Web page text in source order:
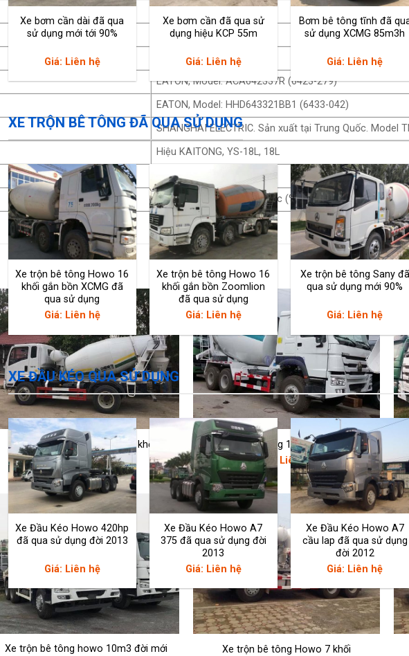
Xe bơm cần dài đã qua
sử dụng mới tới 90%
Giá: Liên hệ
Xe bơm cần đã qua sử
dụng hiệu KCP 55m
Giá: Liên hệ
Bơm bê tông tĩnh đã
sử dụng XCMG 85m3h
Giá: Liên hệ
XE TRỘN BÊ TÔNG ĐÃ QUA SỬ DỤNG
Xe trộn bê tông Howo 16
khối gắn bồn XCMG đã
qua sử dụng
Giá: Liên hệ
Xe trộn bê tông Howo 16
khối gắn bồn Zoomlion
đã qua sử dụng
Giá: Liên hệ
Xe trộn bê tông Sany đã
qua sử dụng mới 90%
Giá: Liên hệ
XE ĐẦU KÉO QUA SỬ DỤNG
Xe Đầu Kéo Howo 420hp
đã qua sử dụng đời 2013
Giá: Liên hệ
Xe Đầu Kéo Howo A7
375 đã qua sử dụng đời
2013
Giá: Liên hệ
Xe Đầu Kéo Howo A7
cầu lap đã qua sử dụng
đời 2012
Giá: Liên hệ
≤ 0.6
EATON, Model: ACA642337R (6423-279)
EATON, Model: HHD643321BB1 (6433-042)
SHANGHAI ELECTRIC. Sản xuất tại Trung Quốc. Model
Hiệu KAITONG, YS-18L, 18L
300 (lít)
90 (km/h), khă năng leo dốc (%) ≥25
Xe trộn bê tông Sinotruk 4 khối
Giá: Liên hệ
Xe trộn bê tông 12m3 Howo 371
Giá: Liên hệ
Xe trộn bê tông howo 10m3 đời mới
Xe trộn bê tông Howo 7 khối